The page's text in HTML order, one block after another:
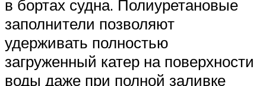
в бортах судна. Полиуретановые
заполнители позволяют
удерживать полностью
загруженный катер на поверхности
воды даже при полной заливке